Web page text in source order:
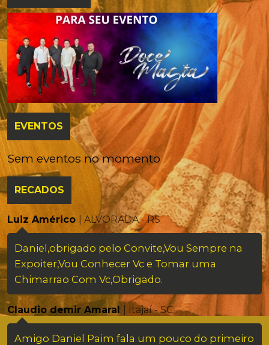
EVENTOS
Sem eventos no momento
RECADOS
Luiz Américo | ALVORADA - RS
Daniel,obrigado pelo Convite,Vou Sempre na
Expoiter,Vou Conhecer Vc e Tomar uma
Chimarrao Com Vc,Obrigado.
Claudio demir Amaral | Itajaí - SC
Amigo Daniel Paim fala um pouco do primeiro